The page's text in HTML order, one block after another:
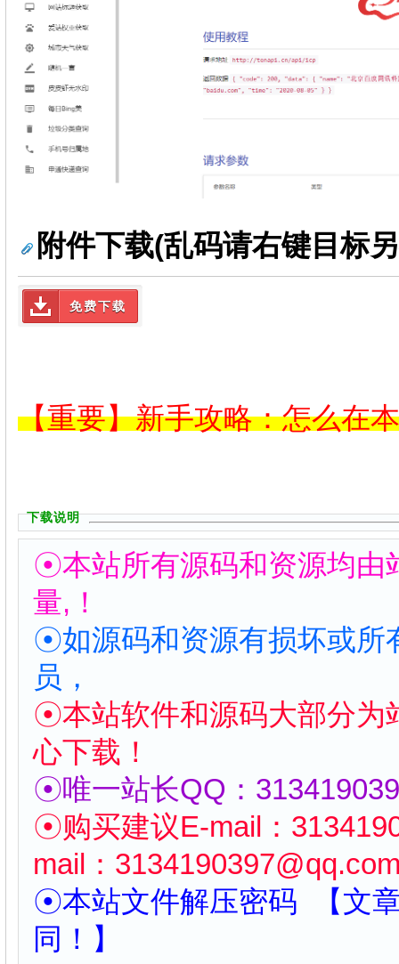
附件下载(乱码请右键目标
免费下载
【重要】新手攻略：怎么在
下载说明
☉本站所有源码和资源均由
量,！
☉如源码和资源有损坏或所
员，
☉本站软件和源码大部分为
心下载！
☉唯一站长QQ：
☉购买建议E-mail：
mail： 3134190397
☉本站文件解压密码 【文
同！】